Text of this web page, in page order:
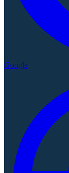
Google